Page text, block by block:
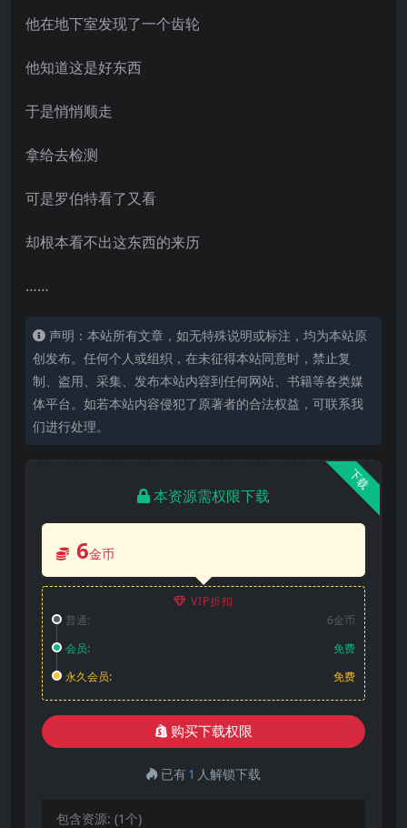
他在地下室发现了一个齿轮
他知道这是好东西
于是悄悄顺走
拿给去检测
可是罗伯特看了又看
却根本看不出这东西的来历
……
声明：本站所有文章，如无特殊说明或标注，均为本站原
创发布。任何个人或组织，在未征得本站同意时，禁止复
制、盗用、采集、发布本站内容到任何网站、书籍等各类媒
体平台。如若本站内容侵犯了原著者的合法权益，可联系我
们进行处理。
下载
本资源需权限下载
6金币
VIP折扣
普通:
6金币
会员:
免费
永久会员:
免费
购买下载权限
已有1 人解锁下载
包含资源: (1个)